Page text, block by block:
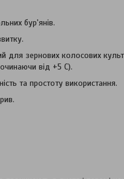
бур'янів.
для зернових колосових
від +5 С).
та простоту використання.